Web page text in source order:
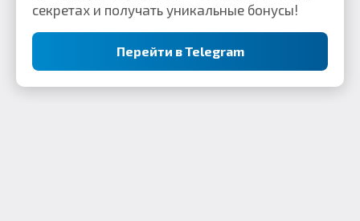
секретах и получать уникальные бонусы!
Перейти в Telegram